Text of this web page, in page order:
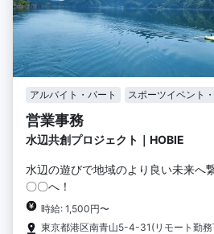
アルバイト・パート スポーツイベント
営業事務
水辺共創プロジェクト｜HOBIE
水辺の遊びで地域のより良い未来へ
〇〇へ！
時給: 1,500円〜
東京都港区南青山5-4-31(リモート勤務